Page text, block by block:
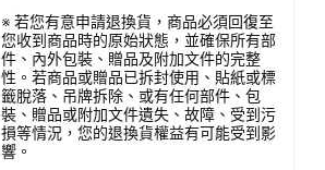
※ 若您有意申請退換貨，商品必須回復至
您收到商品時的原始狀態，並確保所有部
件、內外包裝、贈品及附加文件的完整
性。若商品或贈品已拆封使用、貼紙或標
籤脫落、吊牌拆除、或有任何部件、包
裝、贈品或附加文件遺失、故障、受到污
損等情況，您的退換貨權益有可能受到影
響。